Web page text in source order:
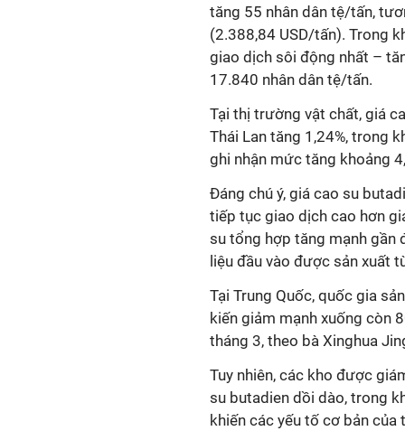
tăng 55 nhân dân tệ/tấn,
(2.388,84 USD/tấn). Trong
giao dịch sôi động nhất –
17.840 nhân dân tệ/tấn.
Tại thị trường vật chất, giá
Thái Lan tăng 1,24%, trong
ghi nhận mức tăng khoảng
Đáng chú ý, giá cao su
tiếp tục giao dịch cao hơn
su tổng hợp tăng mạnh gần
liệu đầu vào được sản xuất
Tại Trung Quốc, quốc gia
kiến giảm mạnh xuống còn
tháng 3, theo bà Xinghua
Tuy nhiên, các kho được
su butadien dồi dào, trong
khiến các yếu tố cơ bản